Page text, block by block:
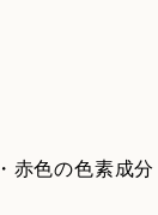
赤色の色素成分